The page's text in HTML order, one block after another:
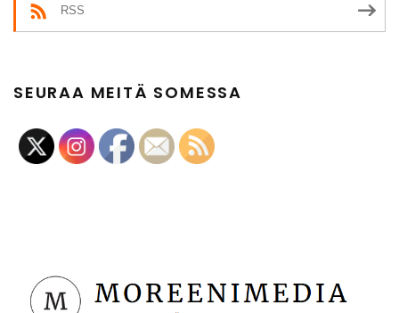
RSS
SEURAA MEITÄ SOMESSA